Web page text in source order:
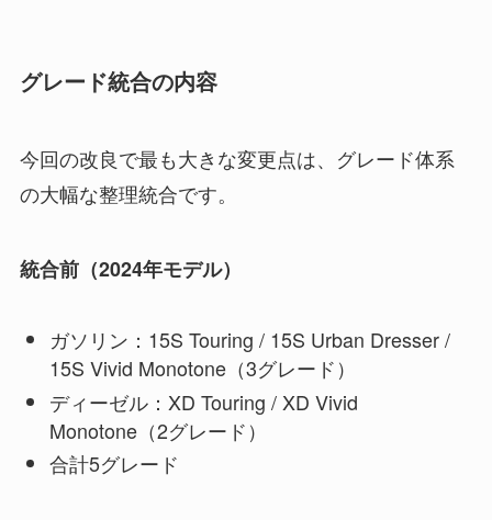
グレード統合の内容
今回の改良で最も大きな変更点は、グレード体系
の大幅な整理統合です。
統合前（2024年モデル）
ガソリン：15S Touring / 15S Urban Dresser /
15S Vivid Monotone（3グレード）
ディーゼル：XD Touring / XD Vivid
Monotone（2グレード）
合計5グレード